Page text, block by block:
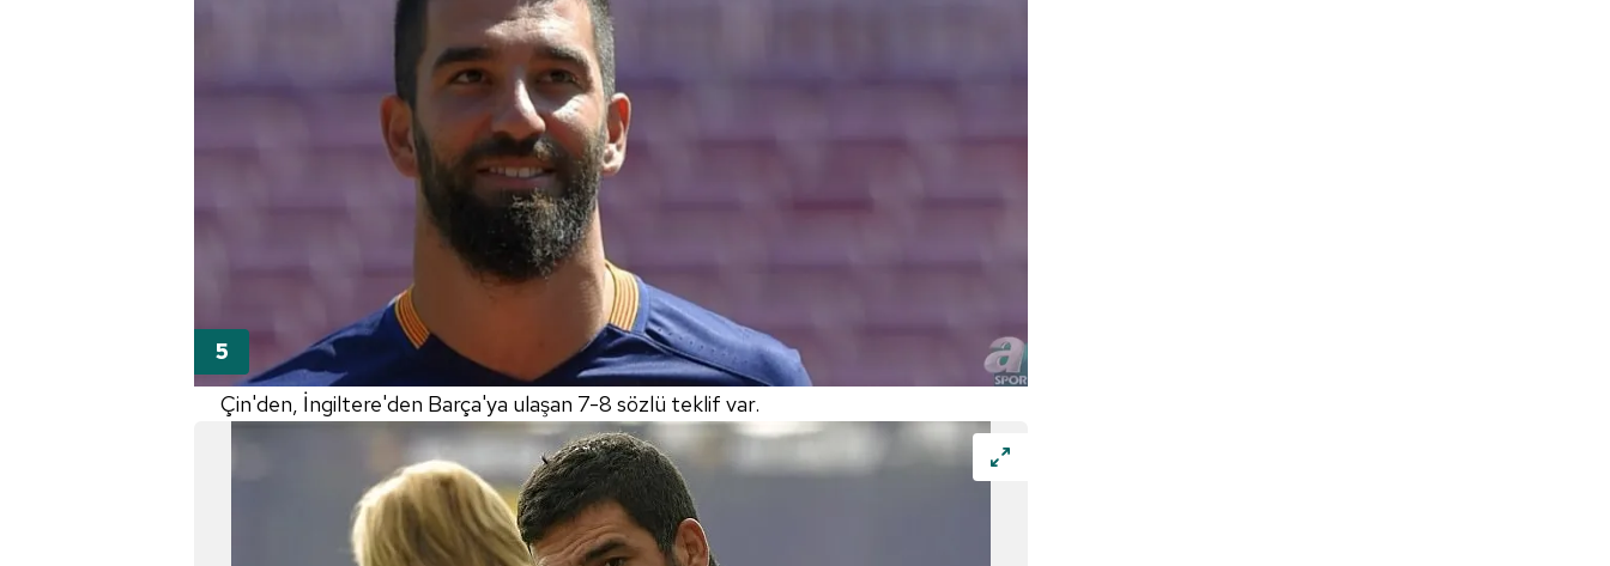
mevzuata uygun olarak kullanılan çerezlerle ilgili bilgi almak için lütfen
Çin'den, İngiltere'den Barça'ya ulaşan 7-8 sözlü teklif var.